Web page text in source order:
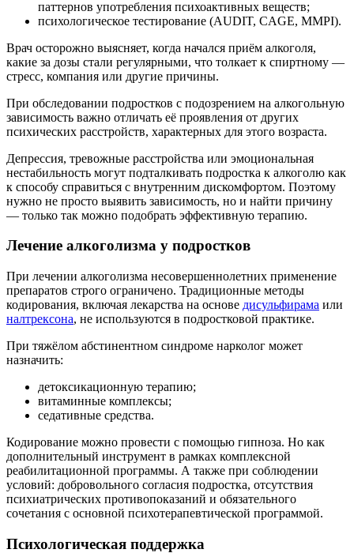
паттернов употребления психоактивных веществ;
психологическое тестирование (AUDIT, CAGE, MMPI).
Врач осторожно выясняет, когда начался приём алкоголя,
какие за дозы стали регулярными, что толкает к спиртному —
стресс, компания или другие причины.
При обследовании подростков с подозрением на алкогольную
зависимость важно отличать её проявления от других
психических расстройств, характерных для этого возраста.
Депрессия, тревожные расстройства или эмоциональная
нестабильность могут подталкивать подростка к алкоголю как
к способу справиться с внутренним дискомфортом. Поэтому
нужно не просто выявить зависимость, но и найти причину
— только так можно подобрать эффективную терапию.
Лечение алкоголизма у подростков
При лечении алкоголизма несовершеннолетних применение
препаратов строго ограничено. Традиционные методы
кодирования, включая лекарства на основе дисульфирама или
налтрексона, не используются в подростковой практике.
При тяжёлом абстинентном синдроме нарколог может
назначить:
детоксикационную терапию;
витаминные комплексы;
седативные средства.
Кодирование можно провести с помощью гипноза. Но как
дополнительный инструмент в рамках комплексной
реабилитационной программы. А также при соблюдении
условий: добровольного согласия подростка, отсутствия
психиатрических противопоказаний и обязательного
сочетания с основной психотерапевтической программой.
Психологическая поддержка